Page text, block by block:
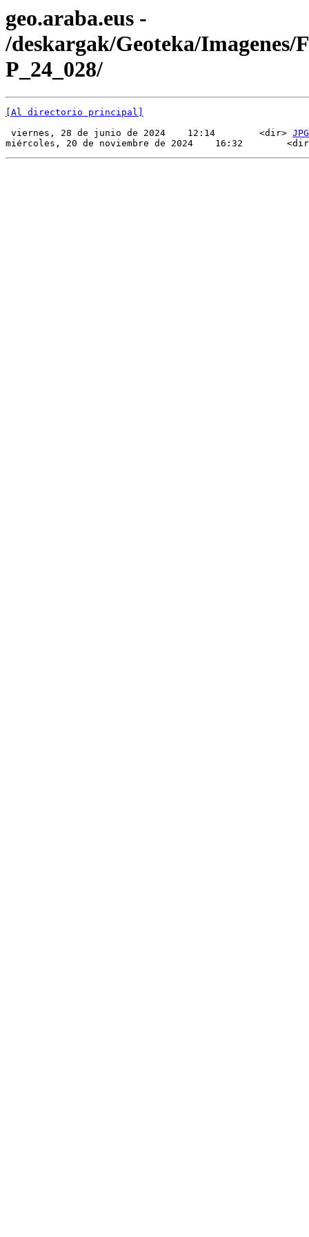
geo.araba.eus -
/deskargak/Geoteka/Imagenes/
P_24_028/
[Al directorio principal]
viernes, 28 de junio de 2024    12:14        <dir> JPG
miércoles, 20 de noviembre de 2024    16:32